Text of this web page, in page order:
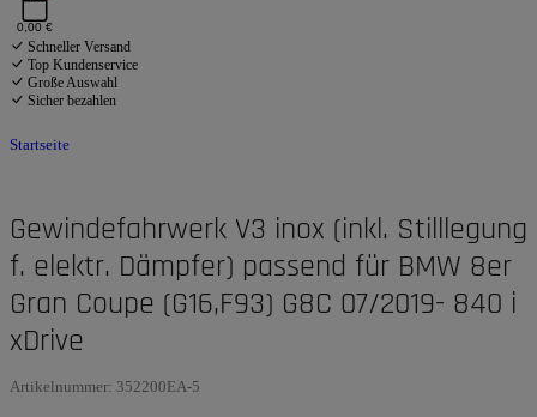
0,00 €
Schneller Versand
Top Kundenservice
Große Auswahl
Sicher bezahlen
Startseite
Gewindefahrwerk V3 inox (inkl. Stilllegung
f. elektr. Dämpfer) passend für BMW 8er
Gran Coupe (G16,F93) G8C 07/2019- 840 i
xDrive
Artikelnummer: 352200EA-5